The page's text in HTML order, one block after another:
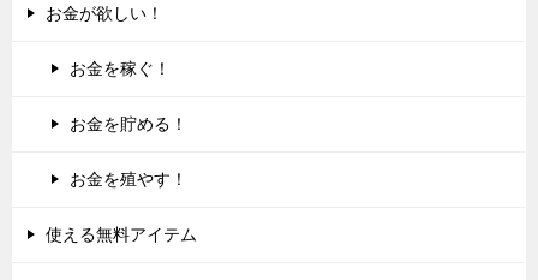
お金が欲しい！
お金を稼ぐ！
お金を貯める！
お金を殖やす！
使える無料アイテム